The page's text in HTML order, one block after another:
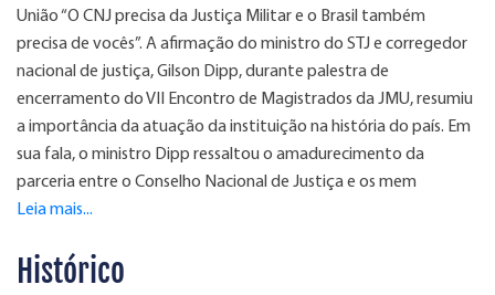
União “O CNJ precisa da Justiça Militar e o Brasil também
precisa de vocês”. A afirmação do ministro do STJ e corregedor
nacional de justiça, Gilson Dipp, durante palestra de
encerramento do VII Encontro de Magistrados da JMU, resumiu
a importância da atuação da instituição na história do país. Em
sua fala, o ministro Dipp ressaltou o amadurecimento da
parceria entre o Conselho Nacional de Justiça e os mem
Leia mais...
Histórico